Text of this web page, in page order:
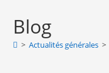
Blog
> Actualités générales >